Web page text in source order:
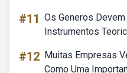
#11 Os Generos
Instrumentos
#12 Muitas Empresas
Como Uma